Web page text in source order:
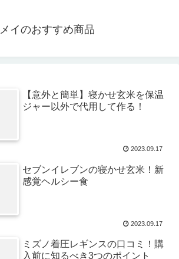
メイのおすすめ商品
【意外と簡単】寝かせ玄米を保温
ジャー以外で代用して作る！
2023.09.17
セブンイレブンの寝かせ玄米！新
感覚ヘルシー食
2023.09.17
ミズノ着圧レギンスの口コミ！購
入前に知るべき3つのポイント